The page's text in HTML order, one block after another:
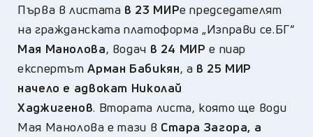
Първа в листата в 23 МИРе председателят
на гражданската платоформа „Изправи се.БГ“
Мая Манолова, водач в 24 МИР е пиар
експертътАрман Бабикян, а в 25 МИР
начело е адвокат Николай
Хаджигенов. Втората листа, която ще води
Мая Манолова е тази в Стара Загора, а